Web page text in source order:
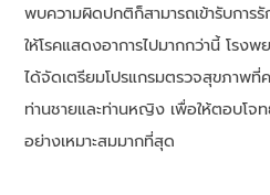
พบความผิดปกติก็สามารถเข้ารับการ
ให้โรคแสดงอาการไปมากกว่านี้ โร
ได้จัดเตรียมโปรแกรมตรวจสุขภาพที่
ท่านชายและท่านหญิง เพื่อให้ตอบโ
อย่างเหมาะสมมากที่สุด